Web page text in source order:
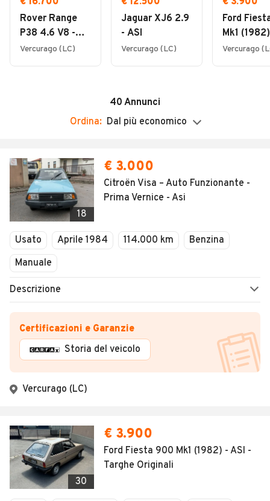
08:00 / 19:00
Domenica
Consegna a domicilio
Soccorso stradale
Vendita per telefono
Rover Range
P38 4.6 V8 -
Condizioni da
Vercurago (LC)
Jaguar XJ6 2.9
- ASI
Vercurago (LC)
Ford
Mk1
- Targhe
Vercurago
40 Annunci
Ordina: Dal più economico
18
€ 3.000
Citroën Visa – Auto Funzionante -
Prima Vernice - Asi
Usato Aprile 1984 114.000 km
Benzina
Manuale
Descrizione
Certificazioni e Garanzie
Storia del veicolo
Vercurago (LC)
30
€ 3.900
Ford Fiesta 900 Mk1 (1982) - ASI -
Targhe Originali